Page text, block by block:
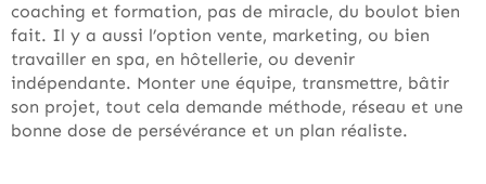
coaching et formation, pas de miracle, du boulot bien
fait. Il y a aussi l’option vente, marketing, ou bien
travailler en spa, en hôtellerie, ou devenir
indépendante. Monter une équipe, transmettre, bâtir
son projet, tout cela demande méthode, réseau et une
bonne dose de persévérance et un plan réaliste.